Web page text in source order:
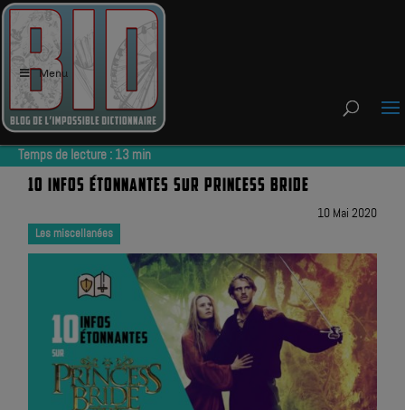
Menu
Temps de lecture : 13 min
10 INFOS ÉTONNANTES SUR PRINCESS BRIDE
10 Mai 2020
Les miscellanées